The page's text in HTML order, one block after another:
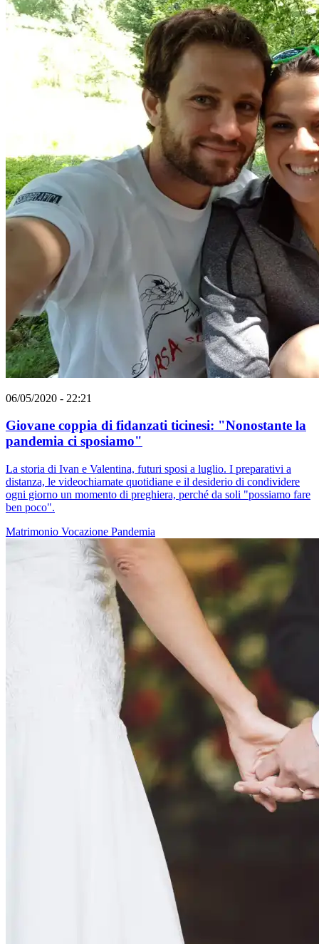
06/05/2020 - 22:21
Giovane coppia di fidanzati ticinesi: "Nonostante la
pandemia ci sposiamo"
La storia di Ivan e Valentina, futuri sposi a luglio. I preparativi a
distanza, le videochiamate quotidiane e il desiderio di condividere
ogni giorno un momento di preghiera, perché da soli "possiamo fare
ben poco".
Matrimonio Vocazione Pandemia